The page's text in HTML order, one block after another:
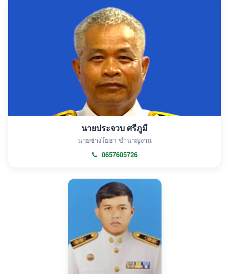
นายประจวบ ศรีภูมี
นายช่างโยธา ชำนาญงาน
0657605726